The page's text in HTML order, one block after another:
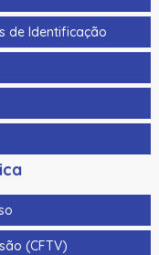
de Identificação
(CFTV)